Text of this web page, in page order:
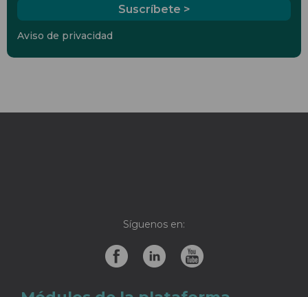
noticias y tendencias en comercio exterior
Correo electrónico